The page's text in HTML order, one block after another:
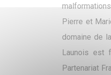
Pierre et
domaine de
Launois est
Partenariat